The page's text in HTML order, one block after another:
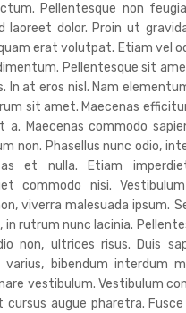
Pellentesque non
laoreet dolor. Proin ut
erat volutpat. Etiam vel
Pellentesque sit
In at eros nisl. Nam
sit amet. Maecenas
a. Maecenas commodo
non. Phasellus nunc odio,
et nulla. Etiam
commodo nisi.
viverra malesuada ipsum.
rutrum nunc lacinia.
non, ultrices risus. Duis
bibendum interdum
vestibulum. Vestibulum
augue pharetra.